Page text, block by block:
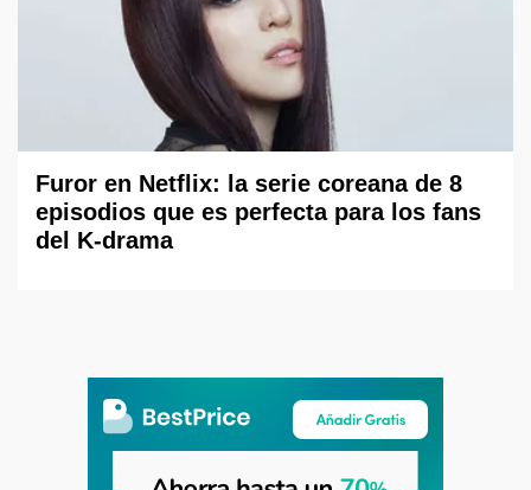
Furor en Netflix: la serie coreana de 8
episodios que es perfecta para los fans
del K-drama